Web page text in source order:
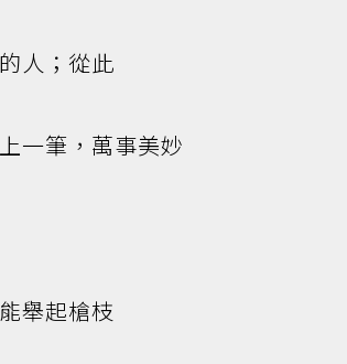
人；從此
一筆，萬事美妙
舉起槍枝